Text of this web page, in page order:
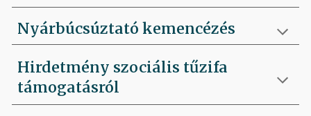
Nyárbúcsúztató kemencézés
Hirdetmény szociális tűzifa
támogatásról